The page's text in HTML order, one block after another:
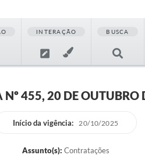
INTERAÇÃO BUSCA
Nº 455, 20 DE OUTUBRO
Início da vigência: 20/10/2025
Assunto(s): Contratações